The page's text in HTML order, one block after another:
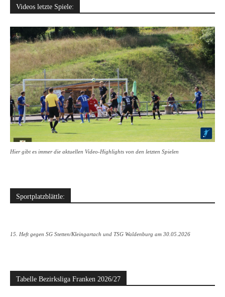
Videos letzte Spiele:
Hier gibt es immer die aktuellen Video-Highlights von den letzten Spielen
Sportplatzblättle:
15. Heft gegen SG Stetten/Kleingartach und TSG Waldenburg am 30.05.2026
Tabelle Bezirksliga Franken 2026/27